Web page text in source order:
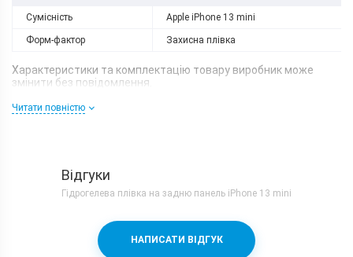
Сумісність Apple iPhone 13 mini
Форм-фактор Захисна плівка
Характеристики та комплектацію товару виробник може
змінити без повідомлення.
Читати повністю
Відгуки
Гідрогелева плівка на задню панель iPhone 13 mini
НАПИСАТИ ВІДГУК